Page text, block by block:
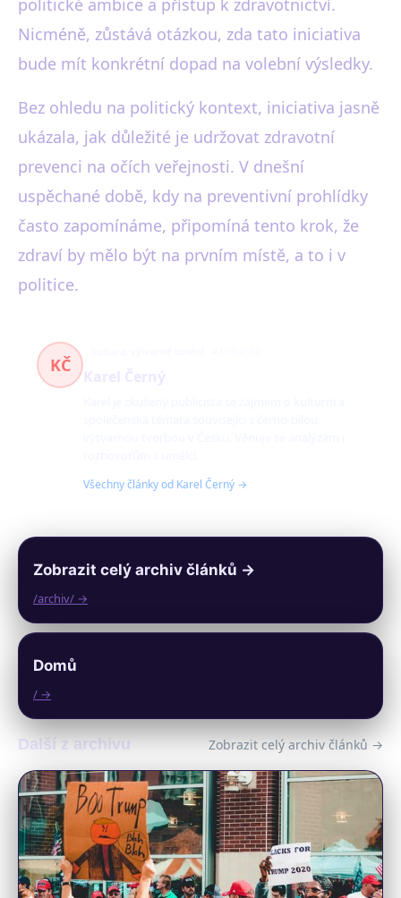
politické ambice a přístup k zdravotnictví.
Nicméně, zůstává otázkou, zda tato iniciativa
bude mít konkrétní dopad na volební výsledky.
Bez ohledu na politický kontext, iniciativa jasně
ukázala, jak důležité je udržovat zdravotní
prevenci na očích veřejnosti. V dnešní
uspěchané době, kdy na preventivní prohlídky
často zapomínáme, připomíná tento krok, že
zdraví by mělo být na prvním místě, a to i v
politice.
KČ
Všechny články od Karel Černý →
Zobrazit celý archiv článků →
/archiv/ →
Domů
/ →
Další z archivu Zobrazit celý archiv článků →